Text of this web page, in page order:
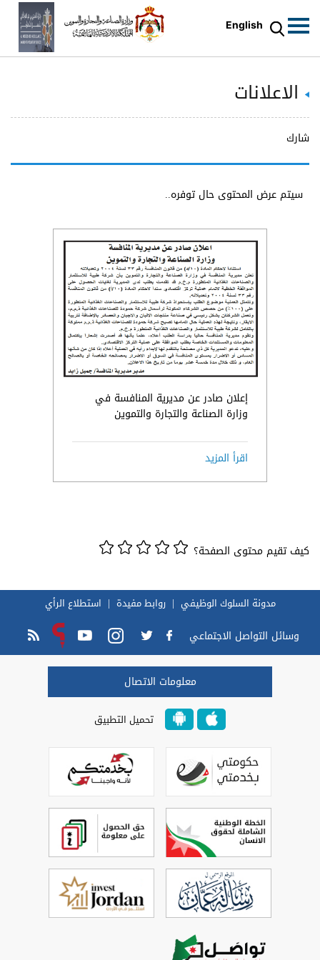
English
الاعلانات
شارك
سيتم عرض المحتوى حال توفره..
إعلان صادر عن مديرية المنافسة في
وزارة الصناعة والتجارة والتموين
اقرأ المزيد
كيف تقيم محتوى الصفحة؟
مدونة السلوك الوظيفي روابط مفيدة استطلاع الرأي
وسائل التواصل الاجتماعي
معلومات الاتصال
تحميل التطبيق